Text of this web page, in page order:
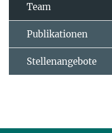
Team
Publikationen
Stellenangebote